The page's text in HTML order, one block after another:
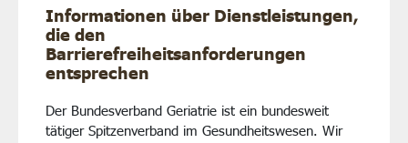
Informationen über Dienstleistungen,
die den
Barrierefreiheitsanforderungen
entsprechen
Der Bundesverband Geriatrie ist ein bundesweit
tätiger Spitzenverband im Gesundheitswesen. Wir